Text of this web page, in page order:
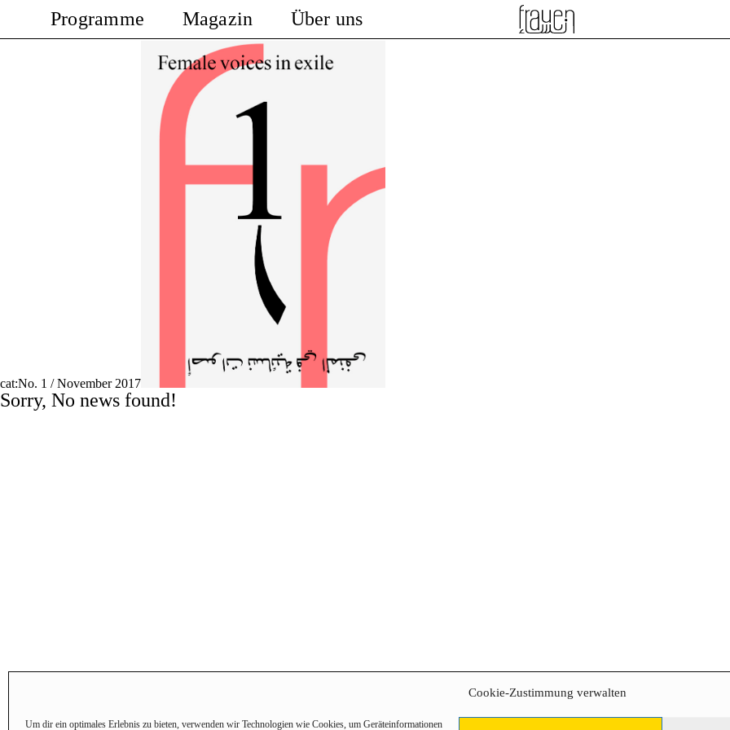
Cookie-Zustimmung verwalten
Um dir ein optimales Erlebnis zu bieten, verwenden wir Technologien wie Cookies, um Geräteinformationen
Programme Magazin Über uns
cat:No. 1 / November 2017
Sorry, No news found!